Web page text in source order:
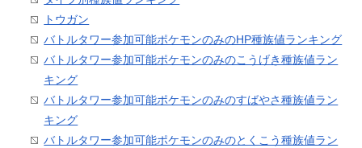
トウガン
バトルタワー参加可能ポケモンのみのHP種族値ランキング
バトルタワー参加可能ポケモンのみのこうげき種族値ラン
キング
バトルタワー参加可能ポケモンのみのすばやさ種族値ラン
キング
バトルタワー参加可能ポケモンのみのとくこう種族値ラン